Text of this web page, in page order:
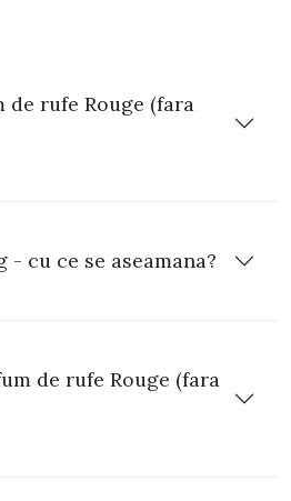
de rufe Rouge (fara
cu ce se aseamana?
de rufe Rouge (fara